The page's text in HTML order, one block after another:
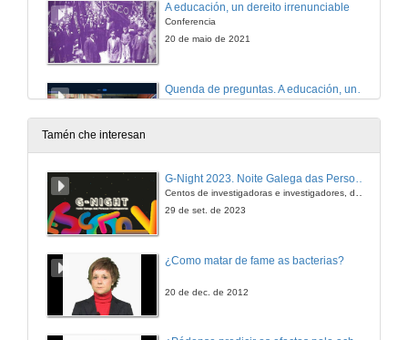
A educación, un dereito irrenunciable
Conferencia
20 de maio de 2021
20 de maio de 2021
Conferencia
Tamén che interesan
G-Night 2023. Noite Galega das Persoas Investigadoras. Conciencias creativas
29 de set. de 2023
¿Como matar de fame as bacterias?
20 de dec. de 2012